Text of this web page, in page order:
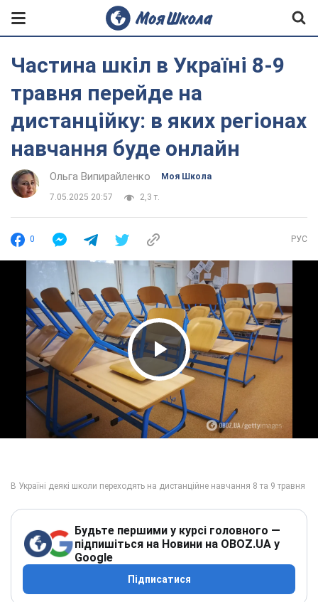
Частина шкіл в Україні 8-9
травня перейде на
дистанційку: в яких регіонах
навчання буде онлайн
Ольга Випирайленко Моя Школа
7.05.2025 20:57 2,3 т.
0 РУС
Play Video
Будьте першими у курсі головного —
підпишіться на Новини на OBOZ.UA у
Google
Підписатися